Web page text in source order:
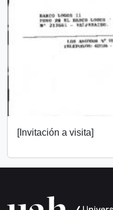
[Invitación a visita]